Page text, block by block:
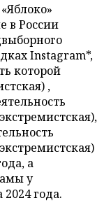
в России
Instagram*,
которой
,
а
у
года.